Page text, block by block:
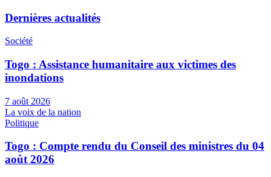
Dernières actualités
Société
Togo : Assistance humanitaire aux victimes des
inondations
7 août 2026
La voix de la nation
Politique
Togo : Compte rendu du Conseil des ministres du 04
août 2026